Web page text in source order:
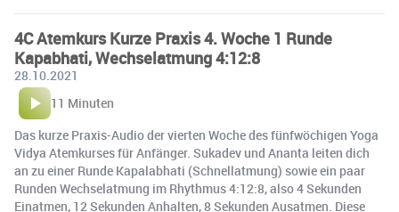
4C Atemkurs Kurze Praxis 4. Woche 1 Runde
Kapabhati, Wechselatmung 4:12:8
28.10.2021
11 Minuten
Das kurze Praxis-Audio der vierten Woche des fünfwöchigen Yoga
Vidya Atemkurses für Anfänger. Sukadev und Ananta leiten dich
an zu einer Runde Kapalabhati (Schnellatmung) sowie ein paar
Runden Wechselatmung im Rhythmus 4:12:8, also 4 Sekunden
Einatmen, 12 Sekunden Anhalten, 8 Sekunden Ausatmen. Diese